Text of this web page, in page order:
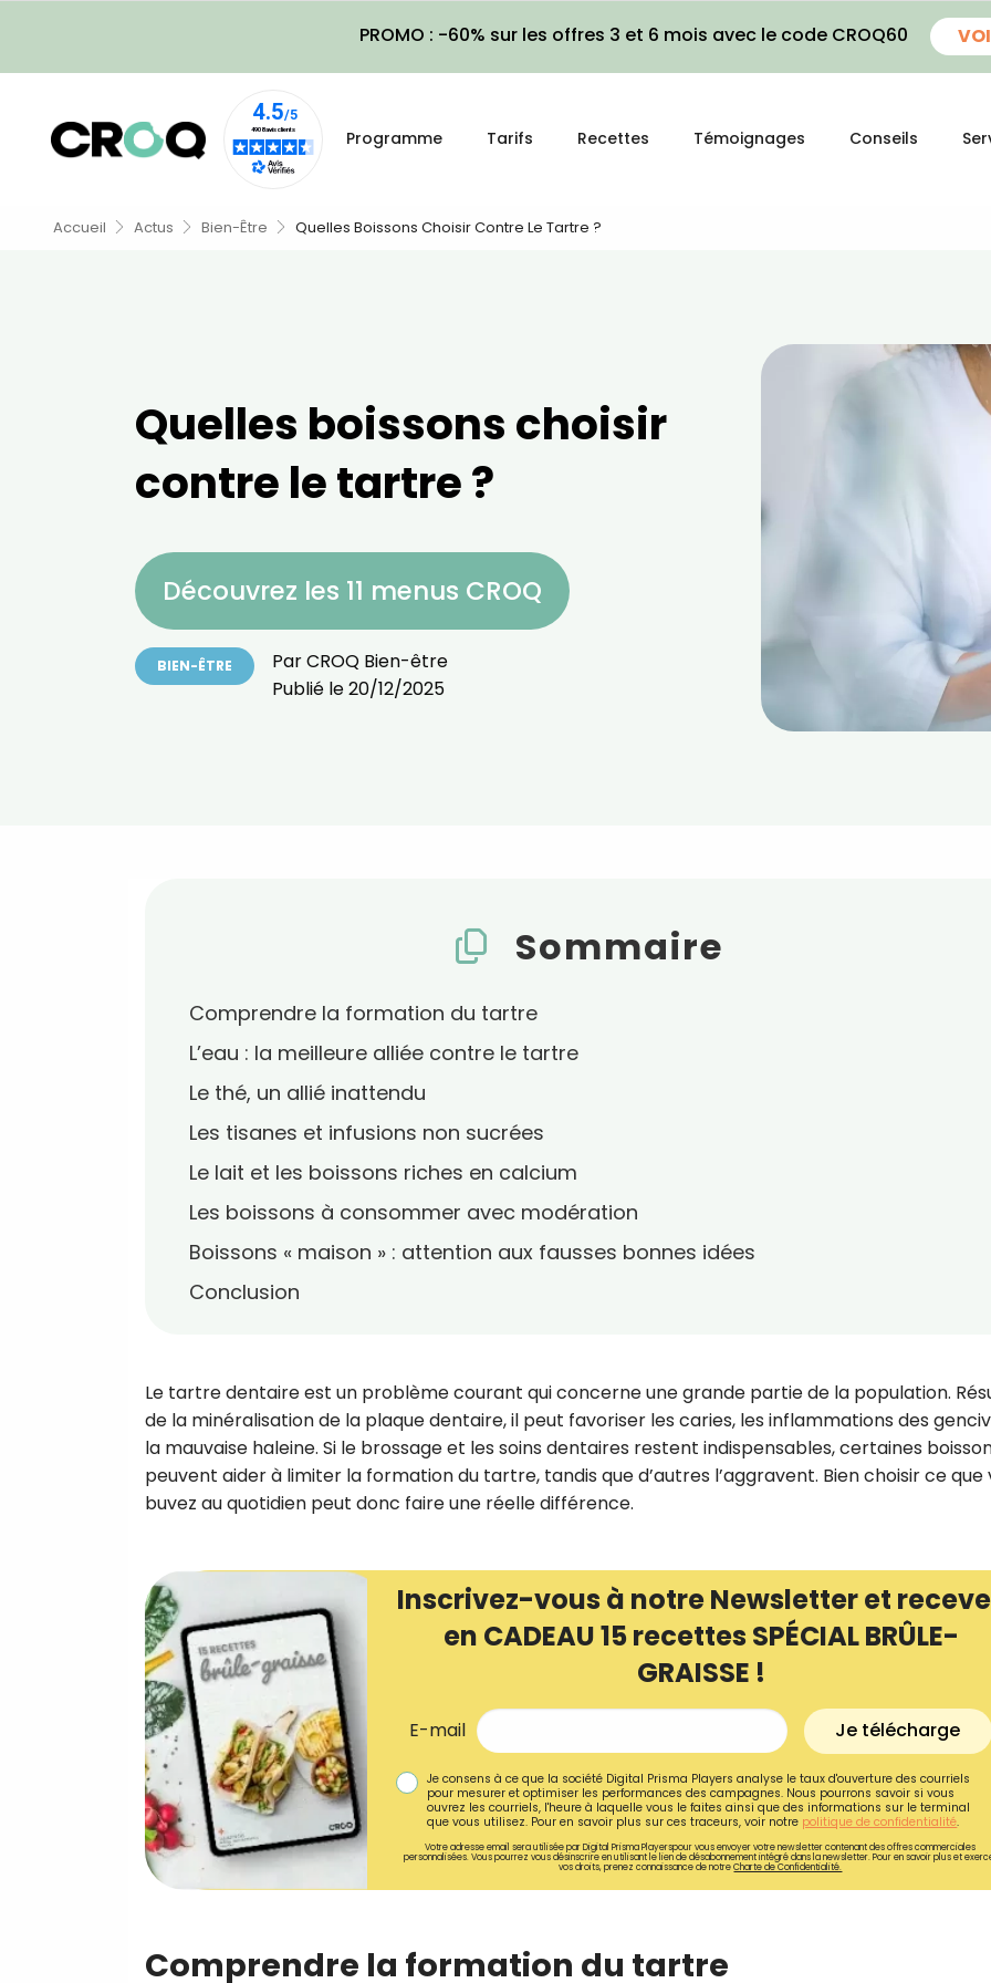
PROMO : -60% sur les offres 3 et 6 mois avec le code CROQ60
Programme Tarifs Recettes Témoignages Conseils
Accueil Actus Bien-Être Quelles Boissons Choisir Contre Le Tartre ?
Quelles boissons choisir
contre le tartre ?
Découvrez les 11 menus CROQ
BIEN-ÊTRE ParCROQ Bien-être
Publié le20/12/2025
Sommaire
Comprendre la formation du tartre
L’eau : la meilleure alliée contre le tartre
Le thé, un allié inattendu
Les tisanes et infusions non sucrées
Le lait et les boissons riches en calcium
Les boissons à consommer avec modération
Boissons « maison » : attention aux fausses bonnes idées
Conclusion
Le tartre dentaire est un problème courant qui concerne une grande partie de la population.
de la minéralisation de la plaque dentaire, il peut favoriser les caries, les inflammations des
la mauvaise haleine. Si le brossage et les soins dentaires restent indispensables, certaines
peuvent aider à limiter la formation du tartre, tandis que d’autres l’aggravent. Bien choisir ce que
buvez au quotidien peut donc faire une réelle différence.
Inscrivez-vous à notre Newsletter et
en CADEAU 15 recettes SPÉCIAL BRÛLE-
GRAISSE !
E-mail Je télécharge
Je consens à ce que la société Digital Prisma Players analyse le taux d'ouverture des courriels
pour mesurer et optimiser les performances des campagnes. Nous pourrons savoir si vous
ouvrez les courriels, l'heure à laquelle vous le faites ainsi que des informations sur le terminal
que vous utilisez. Pour en savoir plus sur ces traceurs, voir notre politique de confidentialité.
Votre adresse email sera utilisée par Digital Prisma Playerspour vous envoyer votre newsletter contenant des offres commerciales
personnalisées. Vous pourrez vous désinscrire en utilisant le lien de désabonnement intégré dans la newsletter. Pour en savoir plus et
vos droits, prenez connaissance de notreCharte de Confidentialité.
Comprendre la formation du tartre
Recevez
recettes inédites de
Ainsi que la newsletter